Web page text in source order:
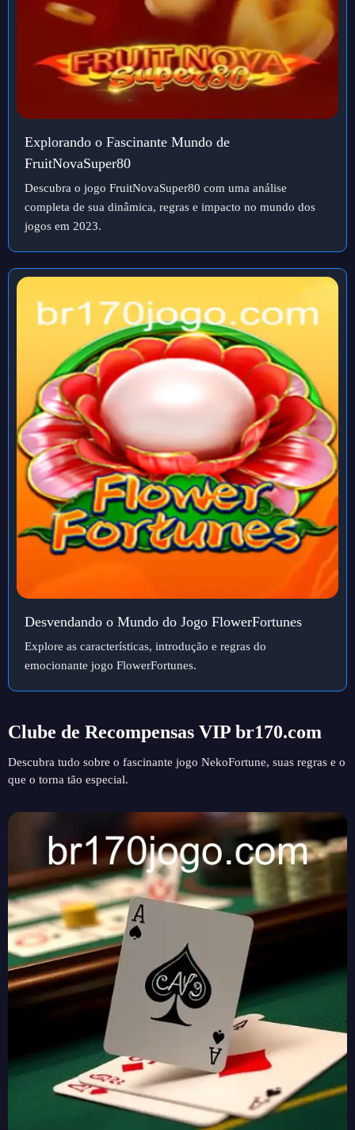
Explorando o Fascinante Mundo de
FruitNovaSuper80
Descubra o jogo FruitNovaSuper80 com uma análise
completa de sua dinâmica, regras e impacto no mundo dos
jogos em 2023.
Desvendando o Mundo do Jogo FlowerFortunes
Explore as características, introdução e regras do
emocionante jogo FlowerFortunes.
Clube de Recompensas VIP br170.com
Descubra tudo sobre o fascinante jogo NekoFortune, suas regras e o
que o torna tão especial.